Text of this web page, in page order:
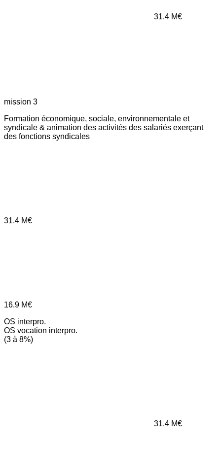
31.4 M€
mission 3
Formation économique, sociale, environnementale et
syndicale & animation des activités des salariés exerçant
des fonctions syndicales
31.4 M€
16.9 M€
OS interpro.
OS vocation interpro.
(3 à 8%)
31.4 M€